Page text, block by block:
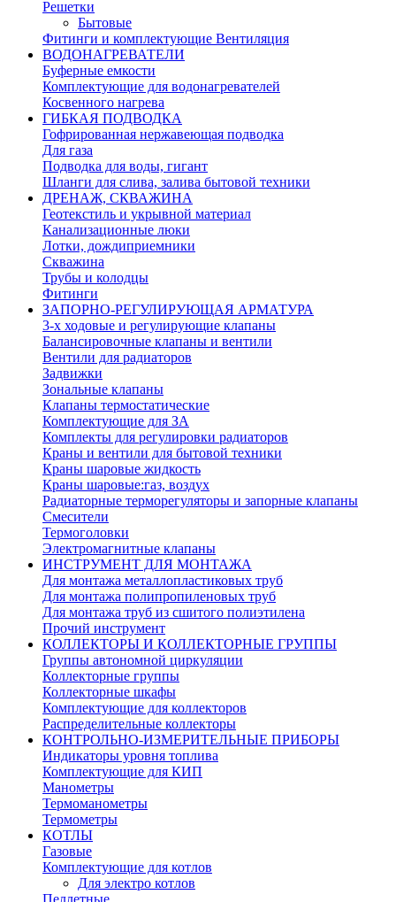
Решетки
Бытовые
Фитинги и комплектующие Вентиляция
ВОДОНАГРЕВАТЕЛИ
Буферные емкости
Комплектующие для водонагревателей
Косвенного нагрева
ГИБКАЯ ПОДВОДКА
Гофрированная нержавеющая подводка
Для газа
Подводка для воды, гигант
Шланги для слива, залива бытовой техники
ДРЕНАЖ, СКВАЖИНА
Геотекстиль и укрывной материал
Канализационные люки
Лотки, дождиприемники
Скважина
Трубы и колодцы
Фитинги
ЗАПОРНО-РЕГУЛИРУЮЩАЯ АРМАТУРА
3-х ходовые и регулирующие клапаны
Балансировочные клапаны и вентили
Вентили для радиаторов
Задвижки
Зональные клапаны
Клапаны термостатические
Комплектующие для ЗА
Комплекты для регулировки радиаторов
Краны и вентили для бытовой техники
Краны шаровые жидкость
Краны шаровые:газ, воздух
Радиаторные терморегуляторы и запорные клапаны
Смесители
Термоголовки
Электромагнитные клапаны
ИНСТРУМЕНТ ДЛЯ МОНТАЖА
Для монтажа металлопластиковых труб
Для монтажа полипропиленовых труб
Для монтажа труб из сшитого полиэтилена
Прочий инструмент
КОЛЛЕКТОРЫ И КОЛЛЕКТОРНЫЕ ГРУППЫ
Группы автономной циркуляции
Коллекторные группы
Коллекторные шкафы
Комплектующие для коллекторов
Распределительные коллекторы
КОНТРОЛЬНО-ИЗМЕРИТЕЛЬНЫЕ ПРИБОРЫ
Индикаторы уровня топлива
Комплектующие для КИП
Манометры
Термоманометры
Термометры
КОТЛЫ
Газовые
Комплектующие для котлов
Для электро котлов
Пеллетные